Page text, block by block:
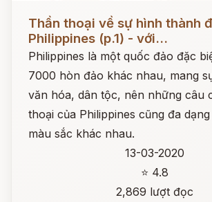
Đọc ngay
Thần thoại về sự hình thành
Philippines (p.1) - với...
Philippines là một quốc đảo đặc
7000 hòn đảo khác nhau, mang
văn hóa, dân tộc, nên những câu
thoại của Philippines cũng đa
màu sắc khác nhau.
13-03-2020
⭐ 4.8
2,869 lượt đọc